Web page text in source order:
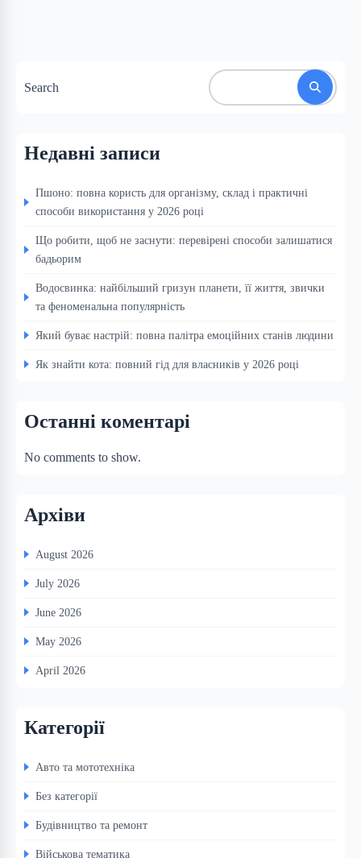
Search
Недавні записи
Пшоно: повна користь для організму, склад і практичні
способи використання у 2026 році
Що робити, щоб не заснути: перевірені способи залишатися
бадьорим
Водосвинка: найбільший гризун планети, її життя, звички
та феноменальна популярність
Який буває настрій: повна палітра емоційних станів людини
Як знайти кота: повний гід для власників у 2026 році
Останні коментарі
No comments to show.
Архіви
August 2026
July 2026
June 2026
May 2026
April 2026
Категорії
Авто та мототехніка
Без категорії
Будівництво та ремонт
Військова тематика